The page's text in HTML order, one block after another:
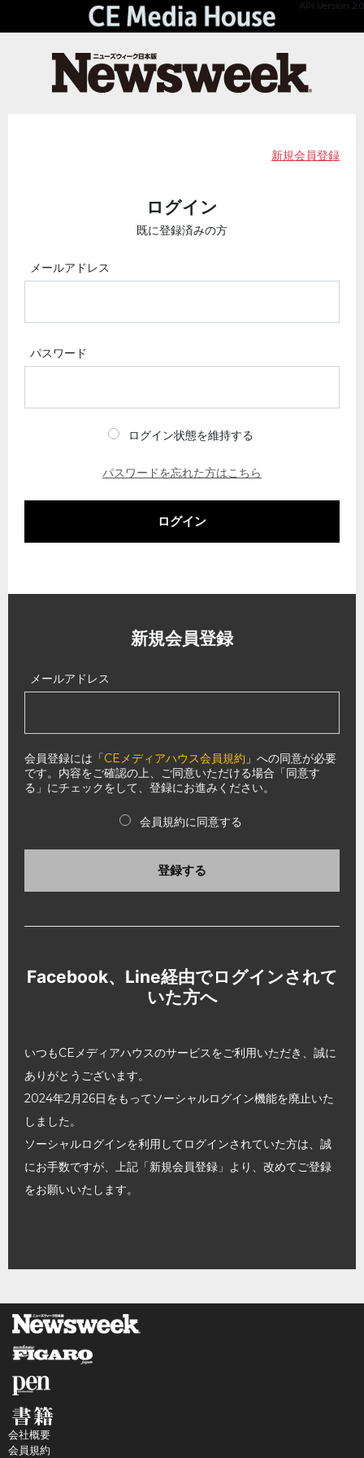
API Version 2.0
新規会員登録
ログイン
既に登録済みの方
メールアドレス
パスワード
ログイン状態を維持する
パスワードを忘れた方はこちら
ログイン
新規会員登録
メールアドレス
会員登録には「CEメディアハウス会員規約 」への同意が必要
です。内容をご確認の上、ご同意いただける場合「同意す
る」にチェックをして、登録にお進みください。
会員規約に同意する
登録する
Facebook、Line経由でログインされて
いた方へ
いつもCEメディアハウスのサービスをご利用いただき、誠に
ありがとうございます。
2024年2月26日をもってソーシャルログイン機能を廃止いた
しました。
ソーシャルログインを利用してログインされていた方は、誠
にお手数ですが、上記「新規会員登録」より、改めてご登録
をお願いいたします。
会社概要
会員規約